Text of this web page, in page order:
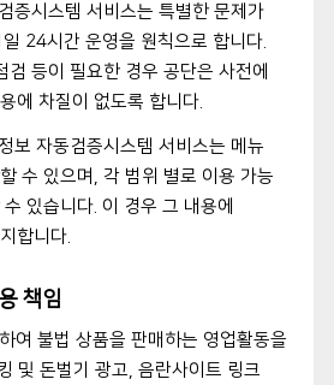
증시스템 서비스는 특별한 문제가
24시간 운영을 원칙으로 합니다.
검 등이 필요한 경우 공단은 사전에
에 차질이 없도록 합니다.
보 자동검증시스템 서비스는 메뉴
수 있으며, 각 범위 별로 이용 가능
있습니다. 이 경우 그 내용에
합니다.
책임
여 불법 상품을 판매하는 영업활동을
및 돈벌기 광고, 음란사이트 링크